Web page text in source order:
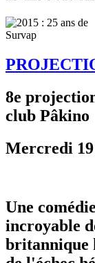
8e
club Pâkino
Mercredi
Une comédie
incroyable
britannique